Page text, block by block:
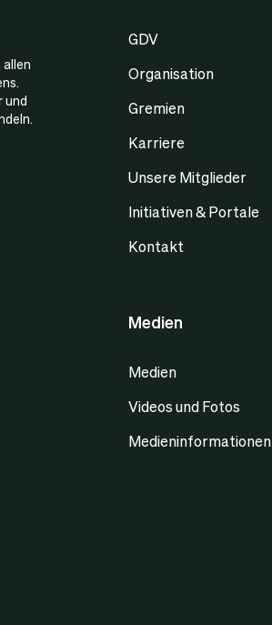
und
GDV
Organisation
Gremien
Karriere
Unsere Mitglieder
Initiativen & Portale
Kontakt
Medien
Medien
Videos und Fotos
Medieninformationen